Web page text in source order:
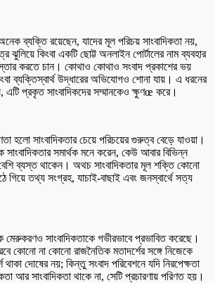
ব্যক্তি রয়েছেন, যাদের মূল পরিচয় সাংবাদিকতা নয়,
ঝুলিয়ে কিংবা একটি ছোট্ট অনলাইন পোর্টালের নাম ব্যবহার
করতে চান। কোথাও কোথাও সংবাদ প্রকাশের ভয়
ব্যক্তিস্বার্থ উদ্ধারের অভিযোগও শোনা যায়। এ ধরনের
এটি প্রকৃত সাংবাদিকদের সম্মানকেও ক্ষুণœ করে।
হলো সাংবাদিকতার চেয়ে পরিচয়ের গুরুত্ব বেড়ে যাওয়া।
সমার্থক মনে করেন, কেউ আবার বিভিন্ন
ব্যস্ত থাকেন। অথচ সাংবাদিকতার মূল শক্তি কোনো
গিয়ে তথ্য সংগ্রহ, যাচাই-বাছাই এবং জনস্বার্থে সত্য
মেরুকরণও সাংবাদিকতাকে গভীরভাবে প্রভাবিত করেছে।
কোনো না কোনো রাজনৈতিক মতাদর্শের সঙ্গে নিজেকে
দোষের নয়; কিন্তু সংবাদ পরিবেশনে যদি নিরপেক্ষতা
আর সাংবাদিকতা থাকে না, সেটি প্রচারণায় পরিণত হয়।